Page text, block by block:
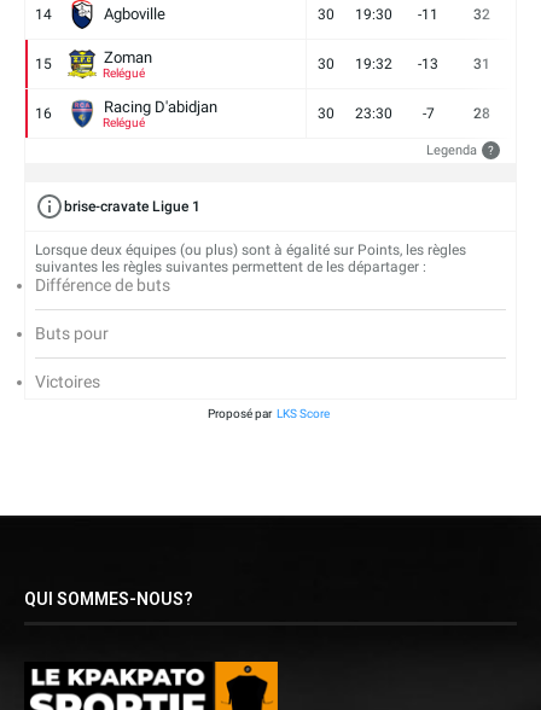
14 Agboville 30 19:30 -11 32
15 Zoman
Relégué
30 19:32 -13 31
16 Racing D'abidjan
Relégué
30 23:30 -7 28
Legenda ?
brise-cravate Ligue 1
Lorsque deux équipes (ou plus) sont à égalité sur Points, les règles
suivantes les règles suivantes permettent de les départager :
Différence de buts
Buts pour
Victoires
Proposé par LKS Score
QUI SOMMES-NOUS?